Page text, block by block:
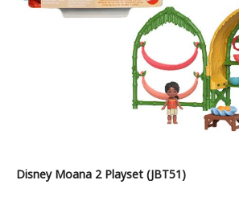
Disney Moana 2 Playset (JBT51)